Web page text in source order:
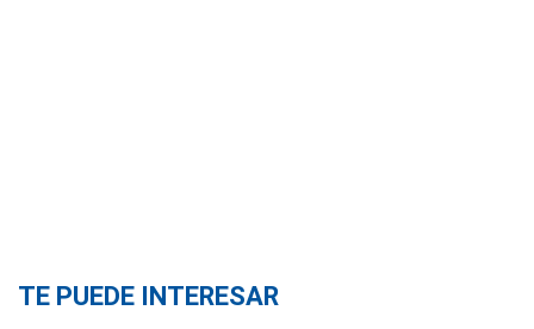
TE PUEDE INTERESAR